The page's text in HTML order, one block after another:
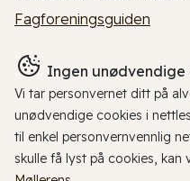
Fagforeningsguiden
Ingen unødvendige
Vi tar personvernet ditt på
unødvendige cookies i
til enkel personvernvennlig
skulle få lyst på cookies, kan